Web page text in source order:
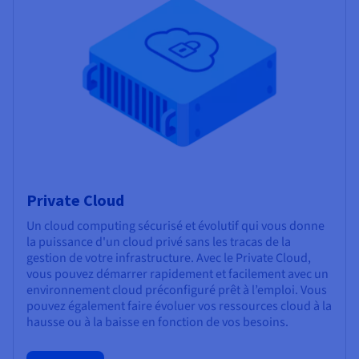
Private Cloud
Un cloud computing sécurisé et évolutif qui vous donne
la puissance d'un cloud privé sans les tracas de la
gestion de votre infrastructure. Avec le Private Cloud,
vous pouvez démarrer rapidement et facilement avec un
environnement cloud préconfiguré prêt à l’emploi. Vous
pouvez également faire évoluer vos ressources cloud à la
hausse ou à la baisse en fonction de vos besoins.